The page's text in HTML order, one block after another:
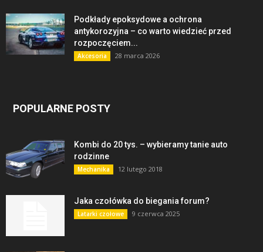
Podkłady epoksydowe a ochrona
antykorozyjna – co warto wiedzieć przed
rozpoczęciem...
Akcesoria 28 marca 2026
POPULARNE POSTY
Kombi do 20 tys. – wybieramy tanie auto
rodzinne
Mechanika 12 lutego 2018
Jaka czołówka do biegania forum?
Latarki czołowe 9 czerwca 2025